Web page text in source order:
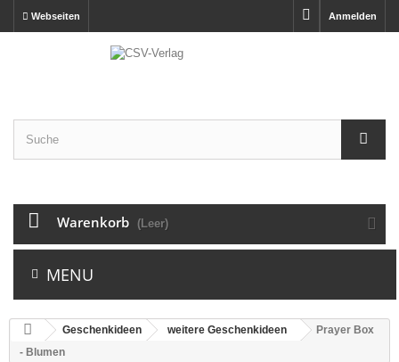
Anmelden
Webseiten
Warenkorb (Leer)
MENU
Geschenkideen weitere Geschenkideen
Prayer Box
- Blumen